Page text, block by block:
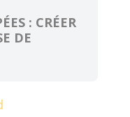
: CRÉER
DE